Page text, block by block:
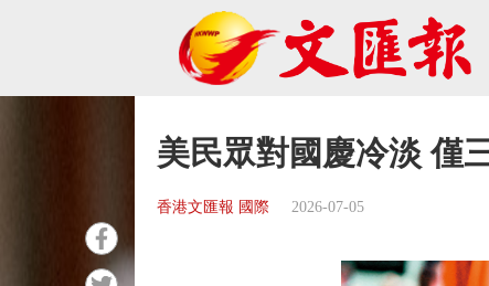
美民眾對國慶冷淡 僅
香港文匯報 國際 2026-07-05